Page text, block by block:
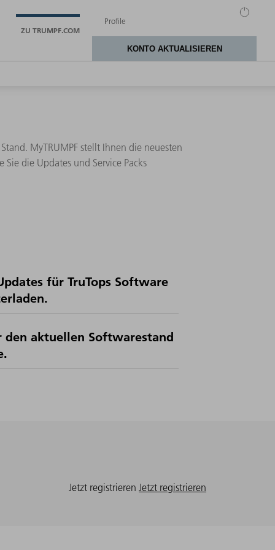
ZU TRUMPF.COM
MyTRUMPF stellt Ihnen die neuesten
die Updates und Service Packs
für TruTops Software
aktuellen Softwarestand
Jetzt registrieren Jetzt registrieren